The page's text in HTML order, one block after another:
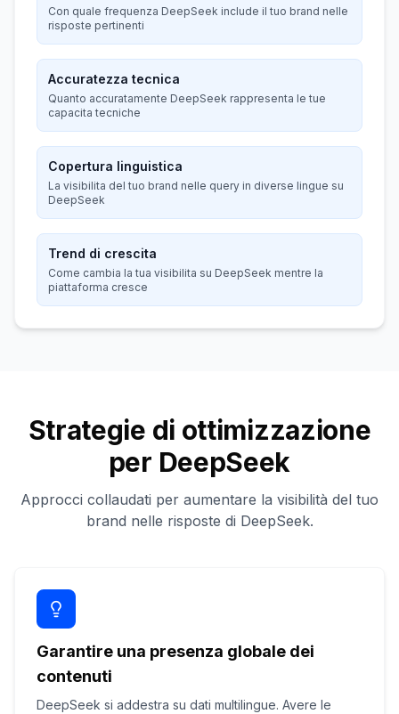
Con quale frequenza DeepSeek include il tuo brand nelle
risposte pertinenti
Accuratezza tecnica
Quanto accuratamente DeepSeek rappresenta le tue
capacita tecniche
Copertura linguistica
La visibilita del tuo brand nelle query in diverse lingue su
DeepSeek
Trend di crescita
Come cambia la tua visibilita su DeepSeek mentre la
piattaforma cresce
Strategie di ottimizzazione
per DeepSeek
Approcci collaudati per aumentare la visibilità del tuo
brand nelle risposte di DeepSeek.
Garantire una presenza globale dei
contenuti
DeepSeek si addestra su dati multilingue. Avere le